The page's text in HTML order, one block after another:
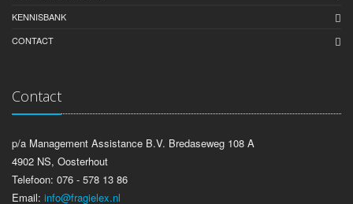
KENNISBANK
CONTACT
Contact
p/a Management Assistance B.V. Bredaseweg 108 A
4902 NS, Oosterhout
Telefoon: 076 - 578 13 86
Email: info@fragielex.nl